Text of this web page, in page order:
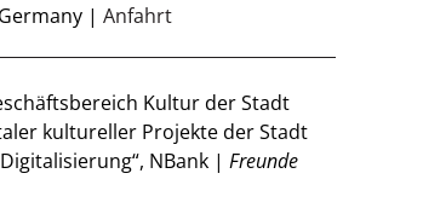
| Anfahrt
Kultur der Stadt
kultureller Projekte der Stadt
NBank | Freunde